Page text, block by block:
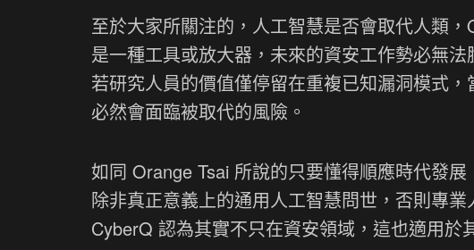
至於大家所關注的，人工智慧是否會取代人類
是一種工具或放大器，未來的資安工作勢必無
若研究人員的價值僅停留在重複已知漏洞模式
必然會面臨被取代的風險。
如同 Orange Tsai 所說的只要懂得順應時代發
除非真正意義上的通用人工智慧問世，否則專
CyberQ 認為其實不只在資安領域，這也適用於